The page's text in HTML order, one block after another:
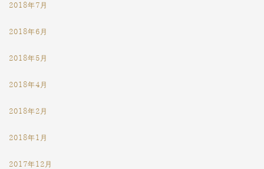
2018年7月
2018年6月
2018年5月
2018年4月
2018年2月
2018年1月
2017年12月